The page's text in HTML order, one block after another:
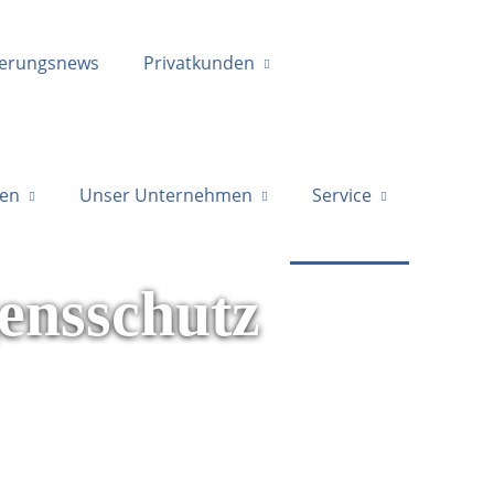
Privatkunden
Unser Unternehmen Service